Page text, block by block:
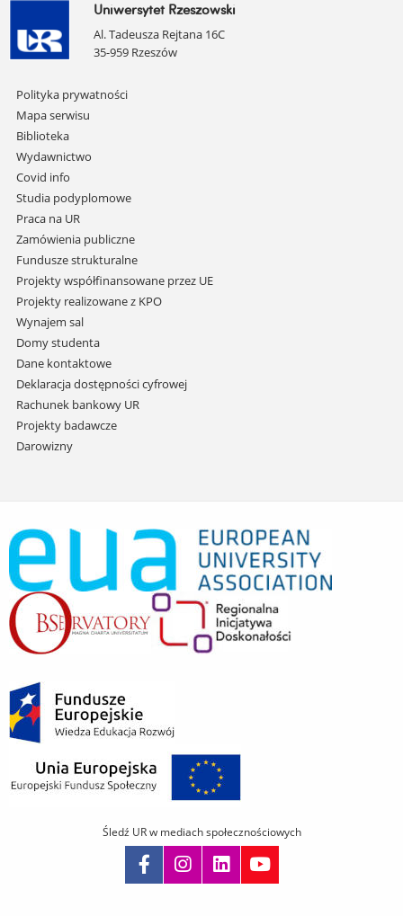
Uniwersytet Rzeszowski
Al. Tadeusza Rejtana 16C
35-959 Rzeszów
Pomiń
nawigację
i
przejdź
do
treści
Polityka prywatności
Mapa serwisu
Biblioteka
Wydawnictwo
Covid info
Studia podyplomowe
Praca na UR
Zamówienia publiczne
Fundusze strukturalne
Projekty współfinansowane przez UE
Projekty realizowane z KPO
Wynajem sal
Domy studenta
Dane kontaktowe
Deklaracja dostępności cyfrowej
Rachunek bankowy UR
Projekty badawcze
Darowizny
Śledź UR w mediach społecznościowych